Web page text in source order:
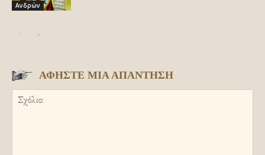
Ανδρών
ΑΦΗΣΤΕ ΜΙΑ ΑΠΑΝΤΗΣΗ